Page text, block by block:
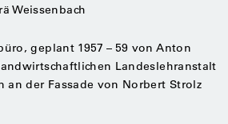
Weissenbach
geplant 1957 – 59 von Anton
Landeslehranstalt
an der Fassade von Norbert Strolz